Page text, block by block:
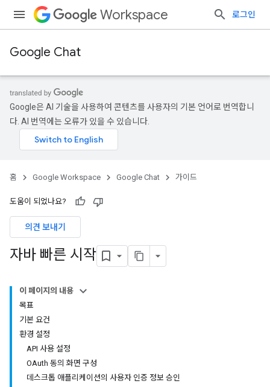
Workspace 로그인
Google Chat
Google은 AI 기술을 사용하여 콘텐츠를 사용자의 기본 언어로 번역합니
다. AI 번역에는 오류가 있을 수 있습니다.
홈 Google Workspace Google Chat 가이드
도움이 되었나요?
의견 보내기
자바 빠른 시작
이 페이지의 내용
목표
기본 요건
환경 설정
API 사용 설정
OAuth 동의 화면 구성
데스크톱 애플리케이션의 사용자 인증 정보 승인